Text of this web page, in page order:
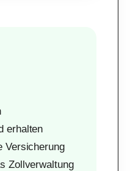
erhalten
Versicherung
Zollverwaltung